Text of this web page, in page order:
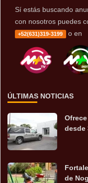
Sí estás buscando
con nosotros puedes
+52(631)319-3199 o en
ÚLTIMAS NOTICIAS
desde
de